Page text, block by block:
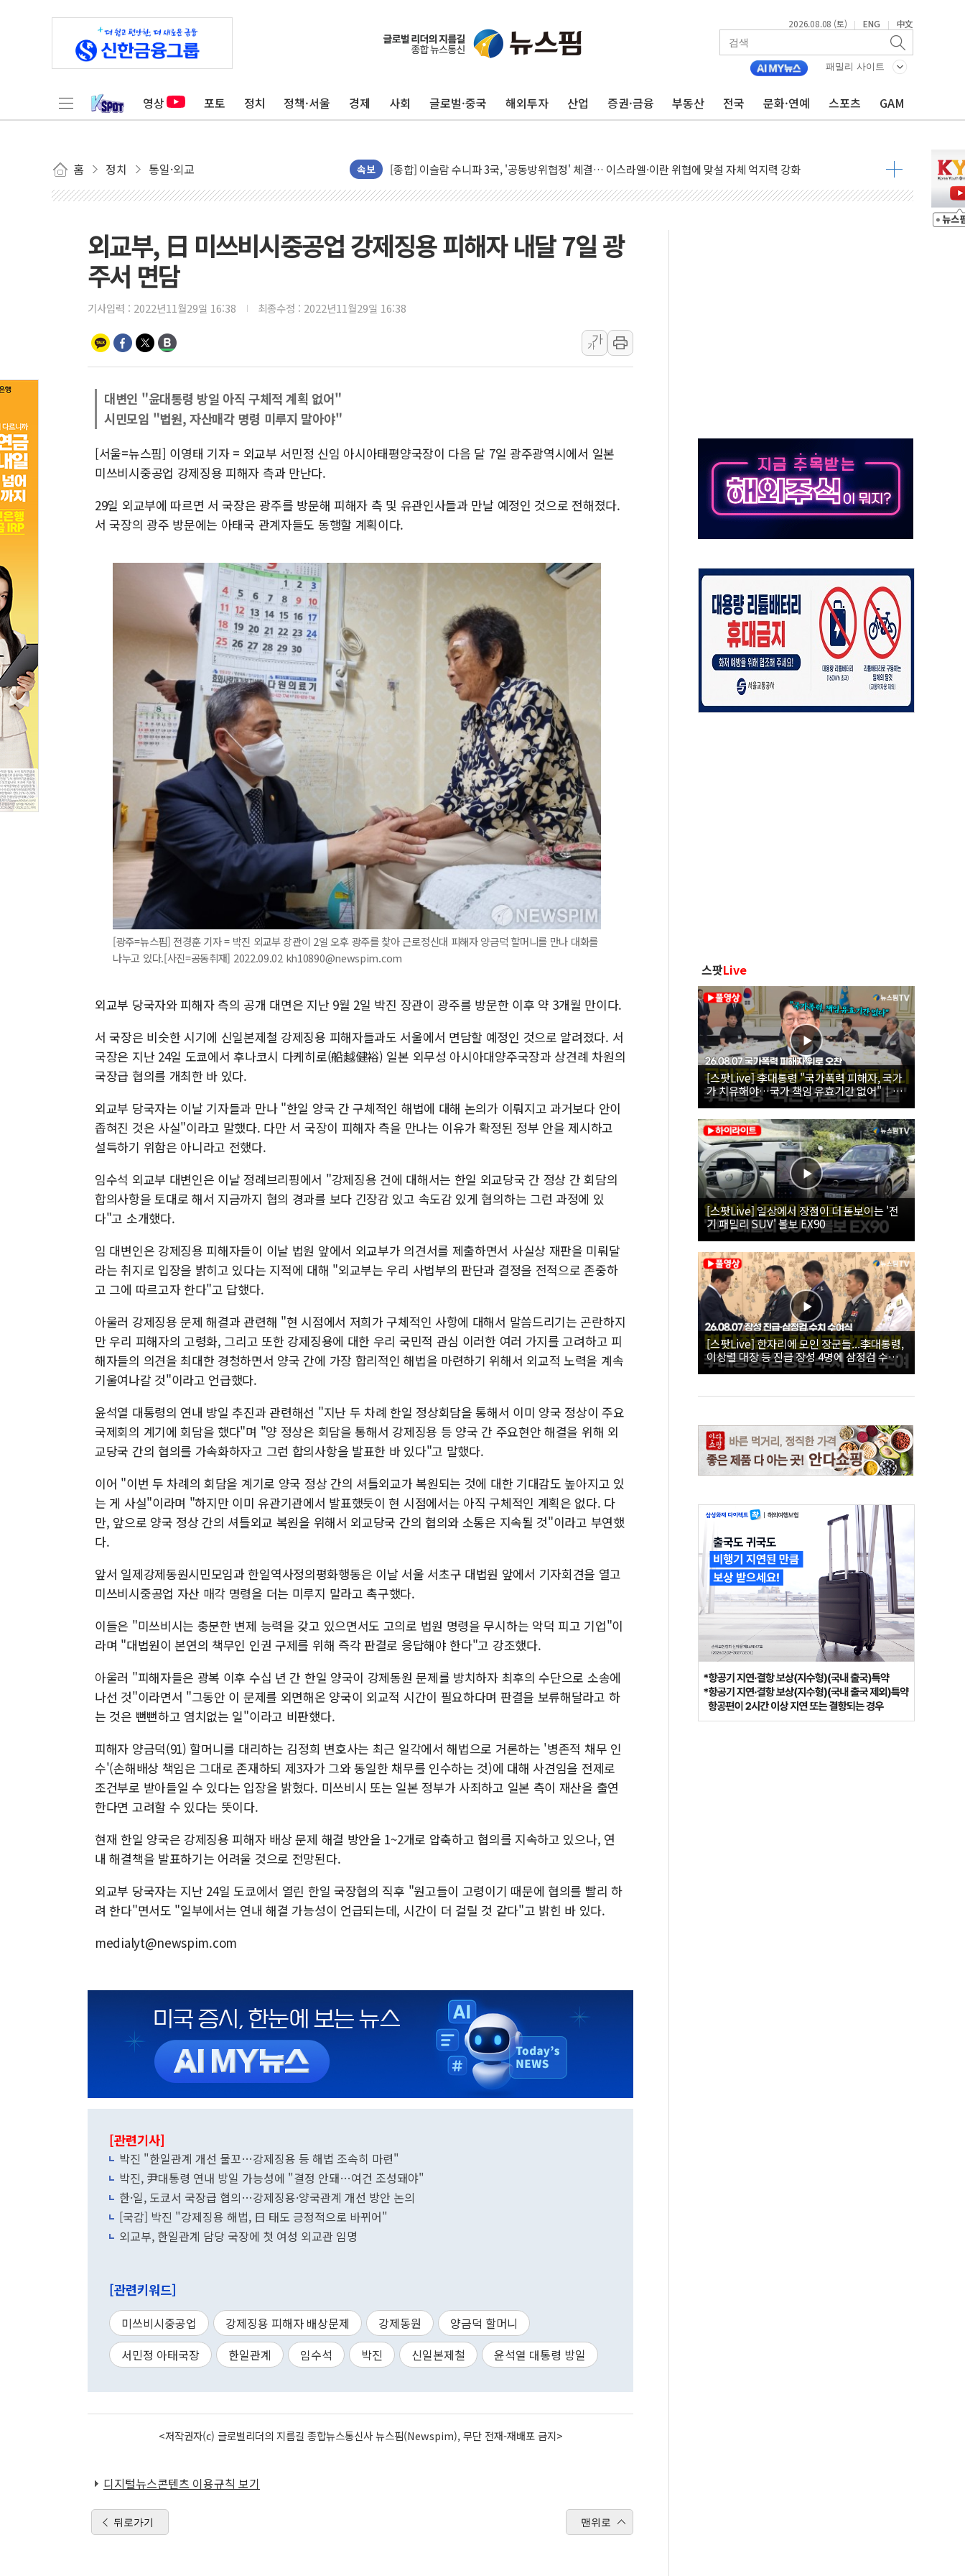
2026.08.08 (토) | ENG | 中文
패밀리 사이트
영상 포토 정치 정책·서울 경제 사회 글로벌·중국 해외투자 산업 증권·금융 부동산 전국 문화·연예 스포츠 GAM
홈 정치 통일·외교 속보
유럽증시, 美 고용 예상 밖 부진에 연준 금리 인상 가능성 낮아지며 상승… STOXX 600 지수는 나흘 연속 최고치
미 연준 매파 기세 꺾이나…고용 감소에 9월 동결 전망 우세
트럼프, 백신·자폐증 행정명령 검토…"이르면 다음 주"
美 항소법원, 백악관 무도회장 공사 중단 명령…트럼프 제동
美 고용 쇼크에 엔화 장중 급등…시장은 "또 개입했나" 촉각
[AI MY 뉴스] 뉴욕 반도체주 프리뷰...美 고용 쇼크에 반도체주 '활짝'
뉴욕증시 개장 전 특징주...아틀라시안·클라우드플레어·태양광주↑ VS 트레이드데스크·웬디스↓
보훈부, 미 DPAA와 MOU… "6·25 미군 실종자 7359명 끝까지 찾겠다"
李 대통령, '6시간 마라톤 부동산 2차 회의' 주재… "전폭적 공급 확대·속도전 총력"
이란와이어 "이란 최고지도자 위독…곧 사망해도 놀랍지 않아"
외교부, 日 미쓰비시중공업 강제징용 피해자 내달 7일 광
주서 면담
기사입력 : 2022년11월29일 16:38 최종수정 : 2022년11월29일 16:38
가
가
대변인 "윤대통령 방일 아직 구체적 계획 없어"
시민모임 "법원, 자산매각 명령 미루지 말아야"
[서울=뉴스핌] 이영태 기자 = 외교부 서민정 신임 아시아태평양국장이 다음 달 7일 광주광역시에서 일본
미쓰비시중공업 강제징용 피해자 측과 만난다.
29일 외교부에 따르면 서 국장은 광주를 방문해 피해자 측 및 유관인사들과 만날 예정인 것으로 전해졌다.
서 국장의 광주 방문에는 아태국 관계자들도 동행할 계획이다.
[광주=뉴스핌] 전경훈 기자 = 박진 외교부 장관이 2일 오후 광주를 찾아 근로정신대 피해자 양금덕 할머니를 만나 대화를
나누고 있다.[사진=공동취재] 2022.09.02 kh10890@newspim.com
외교부 당국자와 피해자 측의 공개 대면은 지난 9월 2일 박진 장관이 광주를 방문한 이후 약 3개월 만이다.
서 국장은 비슷한 시기에 신일본제철 강제징용 피해자들과도 서울에서 면담할 예정인 것으로 알려졌다. 서
국장은 지난 24일 도쿄에서 후나코시 다케히로(船越健裕) 일본 외무성 아시아대양주국장과 상견례 차원의
국장급 협의를 개최한 바 있다.
외교부 당국자는 이날 기자들과 만나 "한일 양국 간 구체적인 해법에 대해 논의가 이뤄지고 과거보다 안이
좁혀진 것은 사실"이라고 말했다. 다만 서 국장이 피해자 측을 만나는 이유가 확정된 정부 안을 제시하고
설득하기 위함은 아니라고 전했다.
임수석 외교부 대변인은 이날 정례브리핑에서 "강제징용 건에 대해서는 한일 외교당국 간 정상 간 회담의
합의사항을 토대로 해서 지금까지 협의 경과를 보다 긴장감 있고 속도감 있게 협의하는 그런 과정에 있
다"고 소개했다.
임 대변인은 강제징용 피해자들이 이날 법원 앞에서 외교부가 의견서를 제출하면서 사실상 재판을 미뤄달
라는 취지로 입장을 밝히고 있다는 지적에 대해 "외교부는 우리 사법부의 판단과 결정을 전적으로 존중하
고 그에 따르고자 한다"고 답했다.
아울러 강제징용 문제 해결과 관련해 "현 시점에서 저희가 구체적인 사항에 대해서 말씀드리기는 곤란하지
만 우리 피해자의 고령화, 그리고 또한 강제징용에 대한 우리 국민적 관심 이러한 여러 가지를 고려하고 피
해자들의 의견을 최대한 경청하면서 양국 간에 가장 합리적인 해법을 마련하기 위해서 외교적 노력을 계속
기울여나갈 것"이라고 언급했다.
윤석열 대통령의 연내 방일 추진과 관련해선 "지난 두 차례 한일 정상회담을 통해서 이미 양국 정상이 주요
국제회의 계기에 회담을 했다"며 "양 정상은 회담을 통해서 강제징용 등 양국 간 주요현안 해결을 위해 외
교당국 간의 협의를 가속화하자고 그런 합의사항을 발표한 바 있다"고 말했다.
이어 "이번 두 차례의 회담을 계기로 양국 정상 간의 셔틀외교가 복원되는 것에 대한 기대감도 높아지고 있
는 게 사실"이라며 "하지만 이미 유관기관에서 발표했듯이 현 시점에서는 아직 구체적인 계획은 없다. 다
만, 앞으로 양국 정상 간의 셔틀외교 복원을 위해서 외교당국 간의 협의와 소통은 지속될 것"이라고 부연했
다.
앞서 일제강제동원시민모임과 한일역사정의평화행동은 이날 서울 서초구 대법원 앞에서 기자회견을 열고
미쓰비시중공업 자산 매각 명령을 더는 미루지 말라고 촉구했다.
이들은 "미쓰비시는 충분한 변제 능력을 갖고 있으면서도 고의로 법원 명령을 무시하는 악덕 피고 기업"이
라며 "대법원이 본연의 책무인 인권 구제를 위해 즉각 판결로 응답해야 한다"고 강조했다.
아울러 "피해자들은 광복 이후 수십 년 간 한일 양국이 강제동원 문제를 방치하자 최후의 수단으로 소송에
나선 것"이라면서 "그동안 이 문제를 외면해온 양국이 외교적 시간이 필요하다며 판결을 보류해달라고 하
는 것은 뻔뻔하고 염치없는 일"이라고 비판했다.
피해자 양금덕(91) 할머니를 대리하는 김정희 변호사는 최근 일각에서 해법으로 거론하는 '병존적 채무 인
수'(손해배상 책임은 그대로 존재하되 제3자가 그와 동일한 채무를 인수하는 것)에 대해 사견임을 전제로
조건부로 받아들일 수 있다는 입장을 밝혔다. 미쓰비시 또는 일본 정부가 사죄하고 일본 측이 재산을 출연
한다면 고려할 수 있다는 뜻이다.
현재 한일 양국은 강제징용 피해자 배상 문제 해결 방안을 1~2개로 압축하고 협의를 지속하고 있으나, 연
내 해결책을 발표하기는 어려울 것으로 전망된다.
외교부 당국자는 지난 24일 도쿄에서 열린 한일 국장협의 직후 "원고들이 고령이기 때문에 협의를 빨리 하
려 한다"면서도 "일부에서는 연내 해결 가능성이 언급되는데, 시간이 더 걸릴 것 같다"고 밝힌 바 있다.
medialyt@newspim.com
[관련기사]
박진 "한일관계 개선 물꼬…강제징용 등 해법 조속히 마련"
박진, 尹대통령 연내 방일 가능성에 "결정 안돼…여건 조성돼야"
한·일, 도쿄서 국장급 협의…강제징용·양국관계 개선 방안 논의
[국감] 박진 "강제징용 해법, 日 태도 긍정적으로 바뀌어"
외교부, 한일관계 담당 국장에 첫 여성 외교관 임명
[관련키워드]
미쓰비시중공업 강제징용 피해자 배상문제 강제동원
양금덕 할머니
서민정 아태국장
한일관계 임수석 박진 신일본제철 윤석열 대통령 방일
<저작권자(c) 글로벌리더의 지름길 종합뉴스통신사 뉴스핌(Newspim), 무단 전재-재배포 금지>
디지털뉴스콘텐츠 이용규칙 보기
뒤로가기 맨위로
스팟Live
[스팟Live] 李대통령 "국가폭력 피해자, 국가
가 치유해야…국가 책임 유효기간 없어"｜
26.08.07 국가폭력 피해자 위로 오찬
[스팟Live] 일상에서 장점이 더 돋보이는 '전
기 패밀리 SUV' 볼보 EX90
[스팟Live] 한자리에 모인 장군들...李대통령,
이상렬 대장 등 진급 장성 4명에 삼정검 수치
직접 수여｜26.08.07 장성 진급·삼정검 수치